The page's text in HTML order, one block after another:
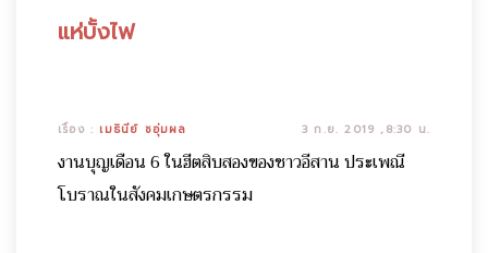
แห่บั้งไฟ
เรื่อง : เมธินีย์ ชอุ่มผล 3 ก.ย. 2019 ,8:30 น.
งานบุญเดือน 6 ในฮีตสิบสองของชาวอีสาน ประเพณี
โบราณในสังคมเกษตรกรรม